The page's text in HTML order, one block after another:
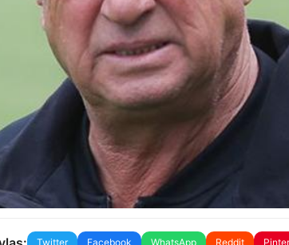
Twitter Facebook WhatsApp Reddit